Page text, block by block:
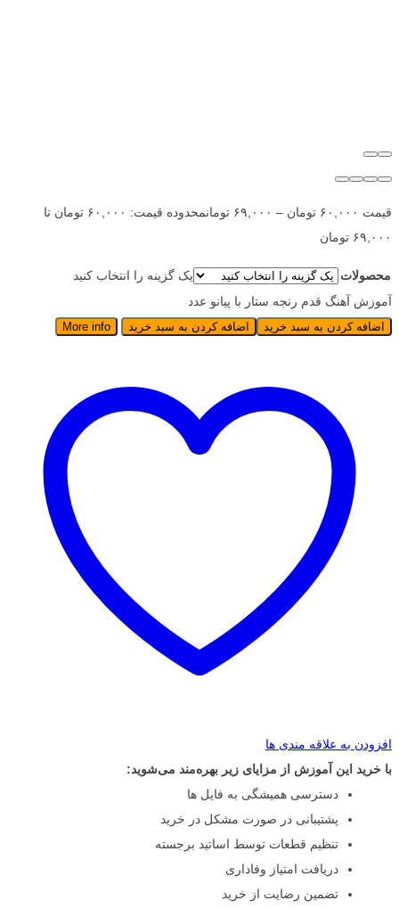
قیمت ۶۰,۰۰۰ تومان – ۶۹,۰۰۰ تومان
محدوده قیمت: ۶۰,۰۰۰ تومان تا
۶۹,۰۰۰ تومان
محصولات
یک گزینه را انتخاب کنید
آموزش آهنگ قدم رنجه ستار با پیانو عدد
اضافه کردن به سبد خرید اضافه کردن به سبد خرید More info
افزودن به علاقه مندی ها
با خرید این آموزش از مزایای زیر بهره‌مند می‌شوید:
دسترسی همیشگی به فایل ها
پشتیبانی در صورت مشکل در خرید
تنظیم قطعات توسط اساتید برجسته
دریافت امتیاز وفاداری
تضمین رضایت از خرید